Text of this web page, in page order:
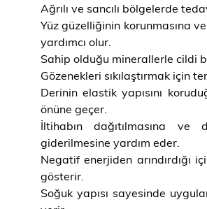
Ağrılı ve sancılı bölgelerde
Yüz güzelliğinin korunmasına
yardımcı olur.
Sahip olduğu minerallerle cildi
Gözenekleri sıkılaştırmak için
Derinin elastik yapısını
önüne geçer.
İltihabın dağıtılmasına ve
giderilmesine yardım eder.
Negatif enerjiden arındırdığı
gösterir.
Soğuk yapısı sayesinde